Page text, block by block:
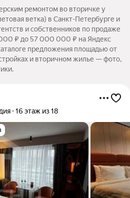
ремонтом во вторичке у
ветка) в Санкт-Петербурге и
и собственников по продаже
₽ до 57 000 000 ₽ на Яндекс
предложения площадью от
и вторичном жилье — фото,
16 этаж из 18